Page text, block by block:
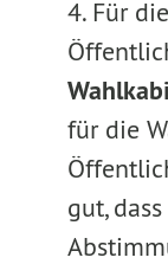
4. Für
für die
gut,